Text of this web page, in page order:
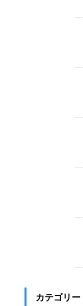
カテゴリー